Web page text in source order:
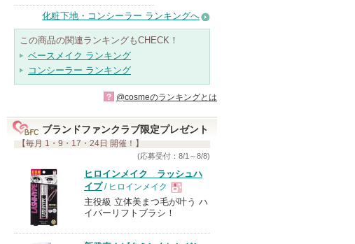
化粧下地・コンシーラー ランキングへ
この商品の関連ランキングもCHECK！
ベースメイク ランキング
コンシーラー ランキング
? @cosmeのランキングとは
ブランドファンクラブ限定プレゼント
【毎月 1・9・17・24日 開催！】
(応募受付：8/1～8/8)
ヒロインメイク ラッシュハ
イプ/ ヒロインメイク
現
主役級 立体美まつ毛が叶う ハ
イパーリフトブラシ！